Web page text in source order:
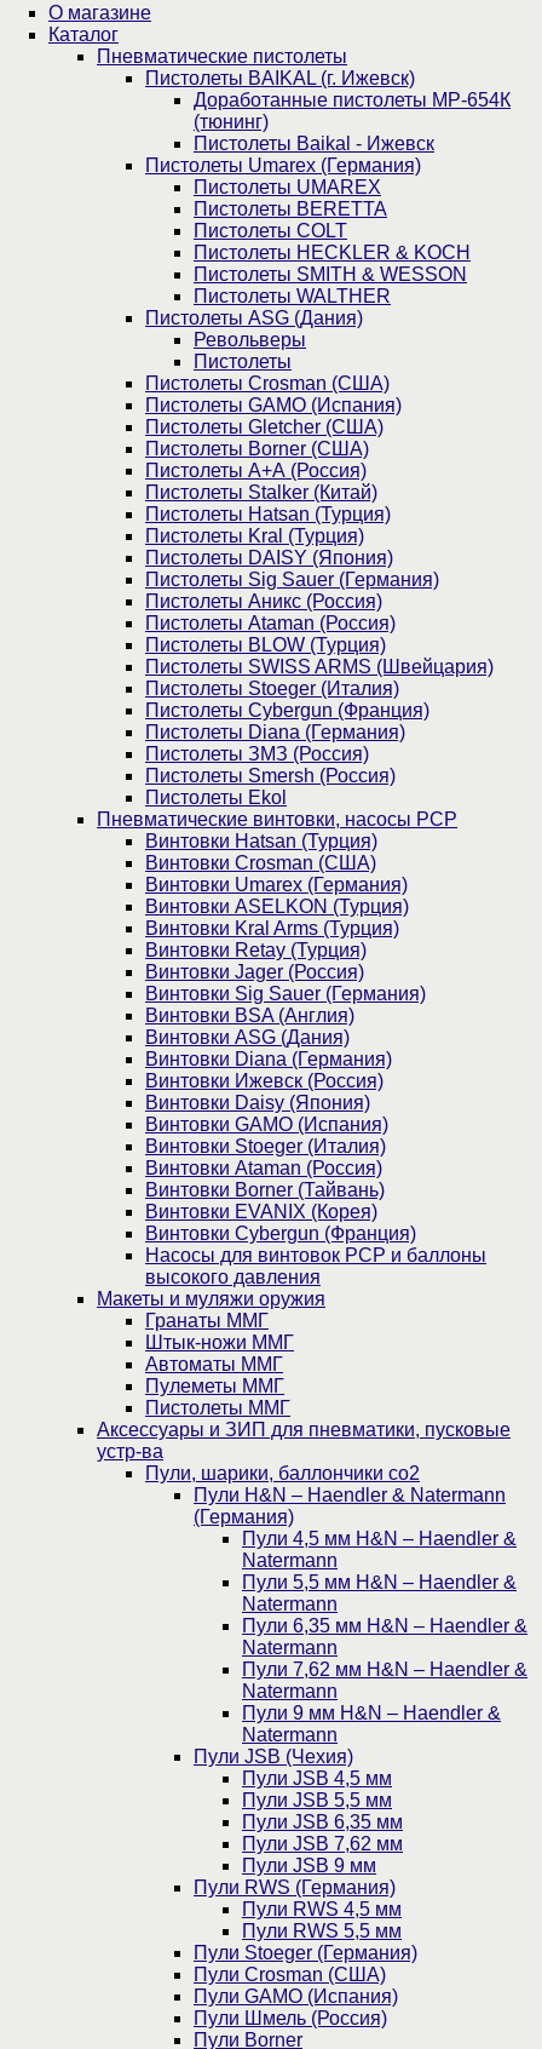
О магазине
Каталог
Пнев­ма­ти­чес­кие пистолеты
Пистолеты BAIKAL (г. Ижевск)
Доработанные пистолеты МР-654К
(тюнинг)
Пистолеты Baikal - Ижевск
Пистолеты Umarex (Германия)
Пистолеты UMAREX
Пистолеты BERETTA
Пистолеты COLT
Пистолеты HECKLER & KOCH
Пистолеты SMITH & WESSON
Пистолеты WALTHER
Пистолеты ASG (Дания)
Револьверы
Пистолеты
Пистолеты Crosman (США)
Пистолеты GAMO (Испания)
Пистолеты Gletcher (США)
Пистолеты Borner (США)
Пистолеты А+А (Россия)
Пистолеты Stalker (Китай)
Пистолеты Hatsan (Турция)
Пистолеты Kral (Турция)
Пистолеты DAISY (Япония)
Пистолеты Sig Sauer (Германия)
Пистолеты Аникс (Россия)
Пистолеты Ataman (Россия)
Пистолеты BLOW (Турция)
Пистолеты SWISS ARMS (Швейцария)
Пистолеты Stoeger (Италия)
Пистолеты Cybergun (Франция)
Пистолеты Diana (Германия)
Пистолеты ЗМЗ (Россия)
Пистолеты Smersh (Россия)
Пистолеты Ekol
Пневматические винтовки, насосы PCP
Винтовки Hatsan (Турция)
Винтовки Crosman (США)
Винтовки Umarex (Германия)
Винтовки ASELKON (Турция)
Винтовки Kral Arms (Турция)
Винтовки Retay (Турция)
Винтовки Jager (Россия)
Винтовки Sig Sauer (Германия)
Винтовки BSA (Англия)
Винтовки ASG (Дания)
Винтовки Diana (Германия)
Винтовки Ижевск (Россия)
Винтовки Daisy (Япония)
Винтовки GAMO (Испания)
Винтовки Stoeger (Италия)
Винтовки Ataman (Россия)
Винтовки Borner (Тайвань)
Винтовки EVANIX (Корея)
Винтовки Cybergun (Франция)
Насосы для винтовок PCP и баллоны
высокого давления
Макеты и муляжи оружия
Гранаты ММГ
Штык-ножи ММГ
Автоматы ММГ
Пулеметы ММГ
Пистолеты ММГ
Аксессуары и ЗИП для пневматики, пусковые
устр-ва
Пули, шарики, баллончики со2
Пули H&N – Haendler & Natermann
(Германия)
Пули 4,5 мм H&N – Haendler &
Natermann
Пули 5,5 мм H&N – Haendler &
Natermann
Пули 6,35 мм H&N – Haendler &
Natermann
Пули 7,62 мм H&N – Haendler &
Natermann
Пули 9 мм H&N – Haendler &
Natermann
Пули JSB (Чехия)
Пули JSB 4,5 мм
Пули JSB 5,5 мм
Пули JSB 6,35 мм
Пули JSB 7,62 мм
Пули JSB 9 мм
Пули RWS (Германия)
Пули RWS 4,5 мм
Пули RWS 5,5 мм
Пули Stoeger (Германия)
Пули Crosman (США)
Пули GAMO (Испания)
Пули Шмель (Россия)
Пули Borner